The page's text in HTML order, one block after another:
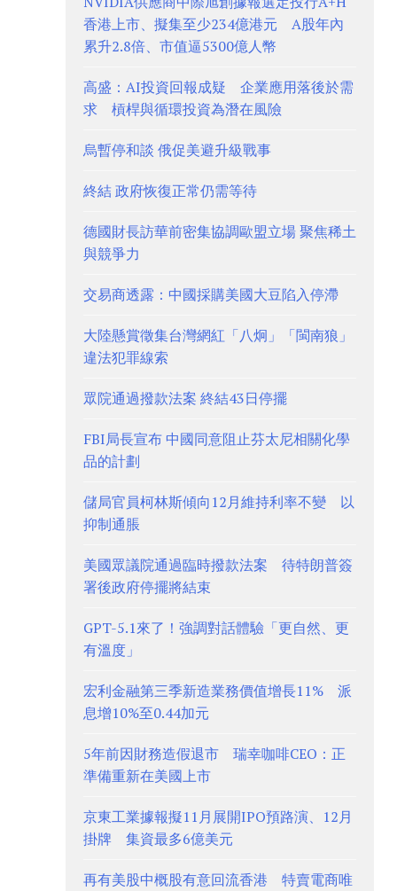
香港上市、擬集至少234億港元 A股年內
累升2.8倍、市值逼5300億人幣
高盛：AI投資回報成疑 企業應用落後於需
求 槓桿與循環投資為潛在風險
烏暫停和談 俄促美避升級戰事
終結 政府恢復正常仍需等待
德國財長訪華前密集協調歐盟立場 聚焦稀土
與競爭力
交易商透露：中國採購美國大豆陷入停滯
大陸懸賞徵集台灣網紅「八炯」「閩南狼」
違法犯罪線索
眾院通過撥款法案 終結43日停擺
FBI局長宣布 中國同意阻止芬太尼相關化學
品的計劃
儲局官員柯林斯傾向12月維持利率不變 以
抑制通脹
美國眾議院通過臨時撥款法案 待特朗普簽
署後政府停擺將結束
GPT-5.1來了！強調對話體驗「更自然、更
有溫度」
宏利金融第三季新造業務價值增長11% 派
息增10%至0.44加元
5年前因財務造假退市 瑞幸咖啡CEO：正
準備重新在美國上市
京東工業據報擬11月展開IPO預路演、12月
掛牌 集資最多6億美元
再有美股中概股有意回流香港 特賣電商唯